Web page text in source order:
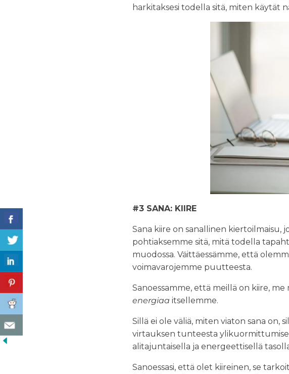
harkitaksesi todella sitä, miten käytät
#3 SANA: KIIRE
Sana kiire on sanallinen kiertoilmaisu,
pohtiaksemme sitä, mitä todella
muodossa. Väittäessämme, että
voimavarojemme puutteesta.
Sanoessamme, että meillä on kiire,
energiaa itsellemme.
Sillä ei ole väliä, miten viaton sana on,
virtauksen tunteesta
alitajuntaisella ja energeettisellä
Sanoessasi, että olet kiireinen, se